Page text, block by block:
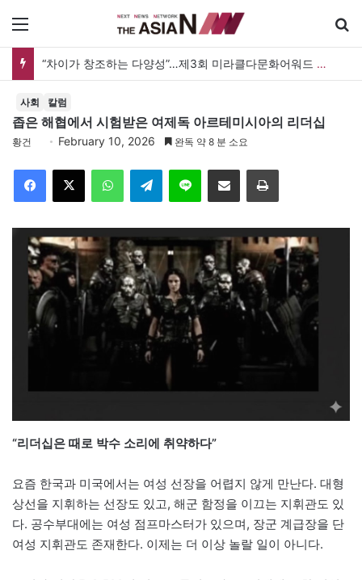
메뉴
“차이가 창조하는 다양성”…제3회 미라클다문화어워드 시상식
사회 칼럼
좁은 해협에서 시험받은 여제독 아르테미시아의 리더십
황건 February 10, 2026 완독 약 8 분 소요
Facebook
X WhatsAppTelegramLine 이메일 인쇄
“리더십은 때로 박수 소리에 취약하다”
요즘 한국과 미국에서는 여성 선장을 어렵지 않게 만난다. 대형
상선을 지휘하는 선장도 있고, 해군 함정을 이끄는 지휘관도 있
다. 공수부대에는 여성 점프마스터가 있으며, 장군 계급장을 단
여성 지휘관도 존재한다. 이제는 더 이상 놀랄 일이 아니다.